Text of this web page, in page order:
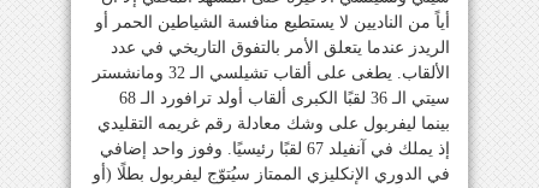
أياً من الناديين لا يستطيع منافسة الشياطين الحمر أو
الريدز عندما يتعلق الأمر بالتفوق التاريخي في عدد
الألقاب. يطغى على ألقاب تشيلسي الـ 32 ومانشستر
سيتي الـ 36 لقبًا الكبرى ألقاب أولد ترافورد الـ 68
بينما ليفربول على وشك معادلة رقم غريمه التقليدي
إذ يملك في آنفيلد 67 لقبًا رئيسيًا. وفوز واحد إضافي
في الدوري الإنكليزي الممتاز سيُتوّج ليفربول بطلًا (أو